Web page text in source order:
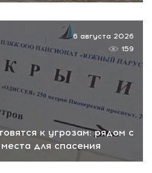
к угрозам: рядом с
для спасения
6 августа 2026
159